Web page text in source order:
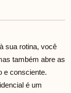
sua rotina, você
também abre as
e consciente.
é um